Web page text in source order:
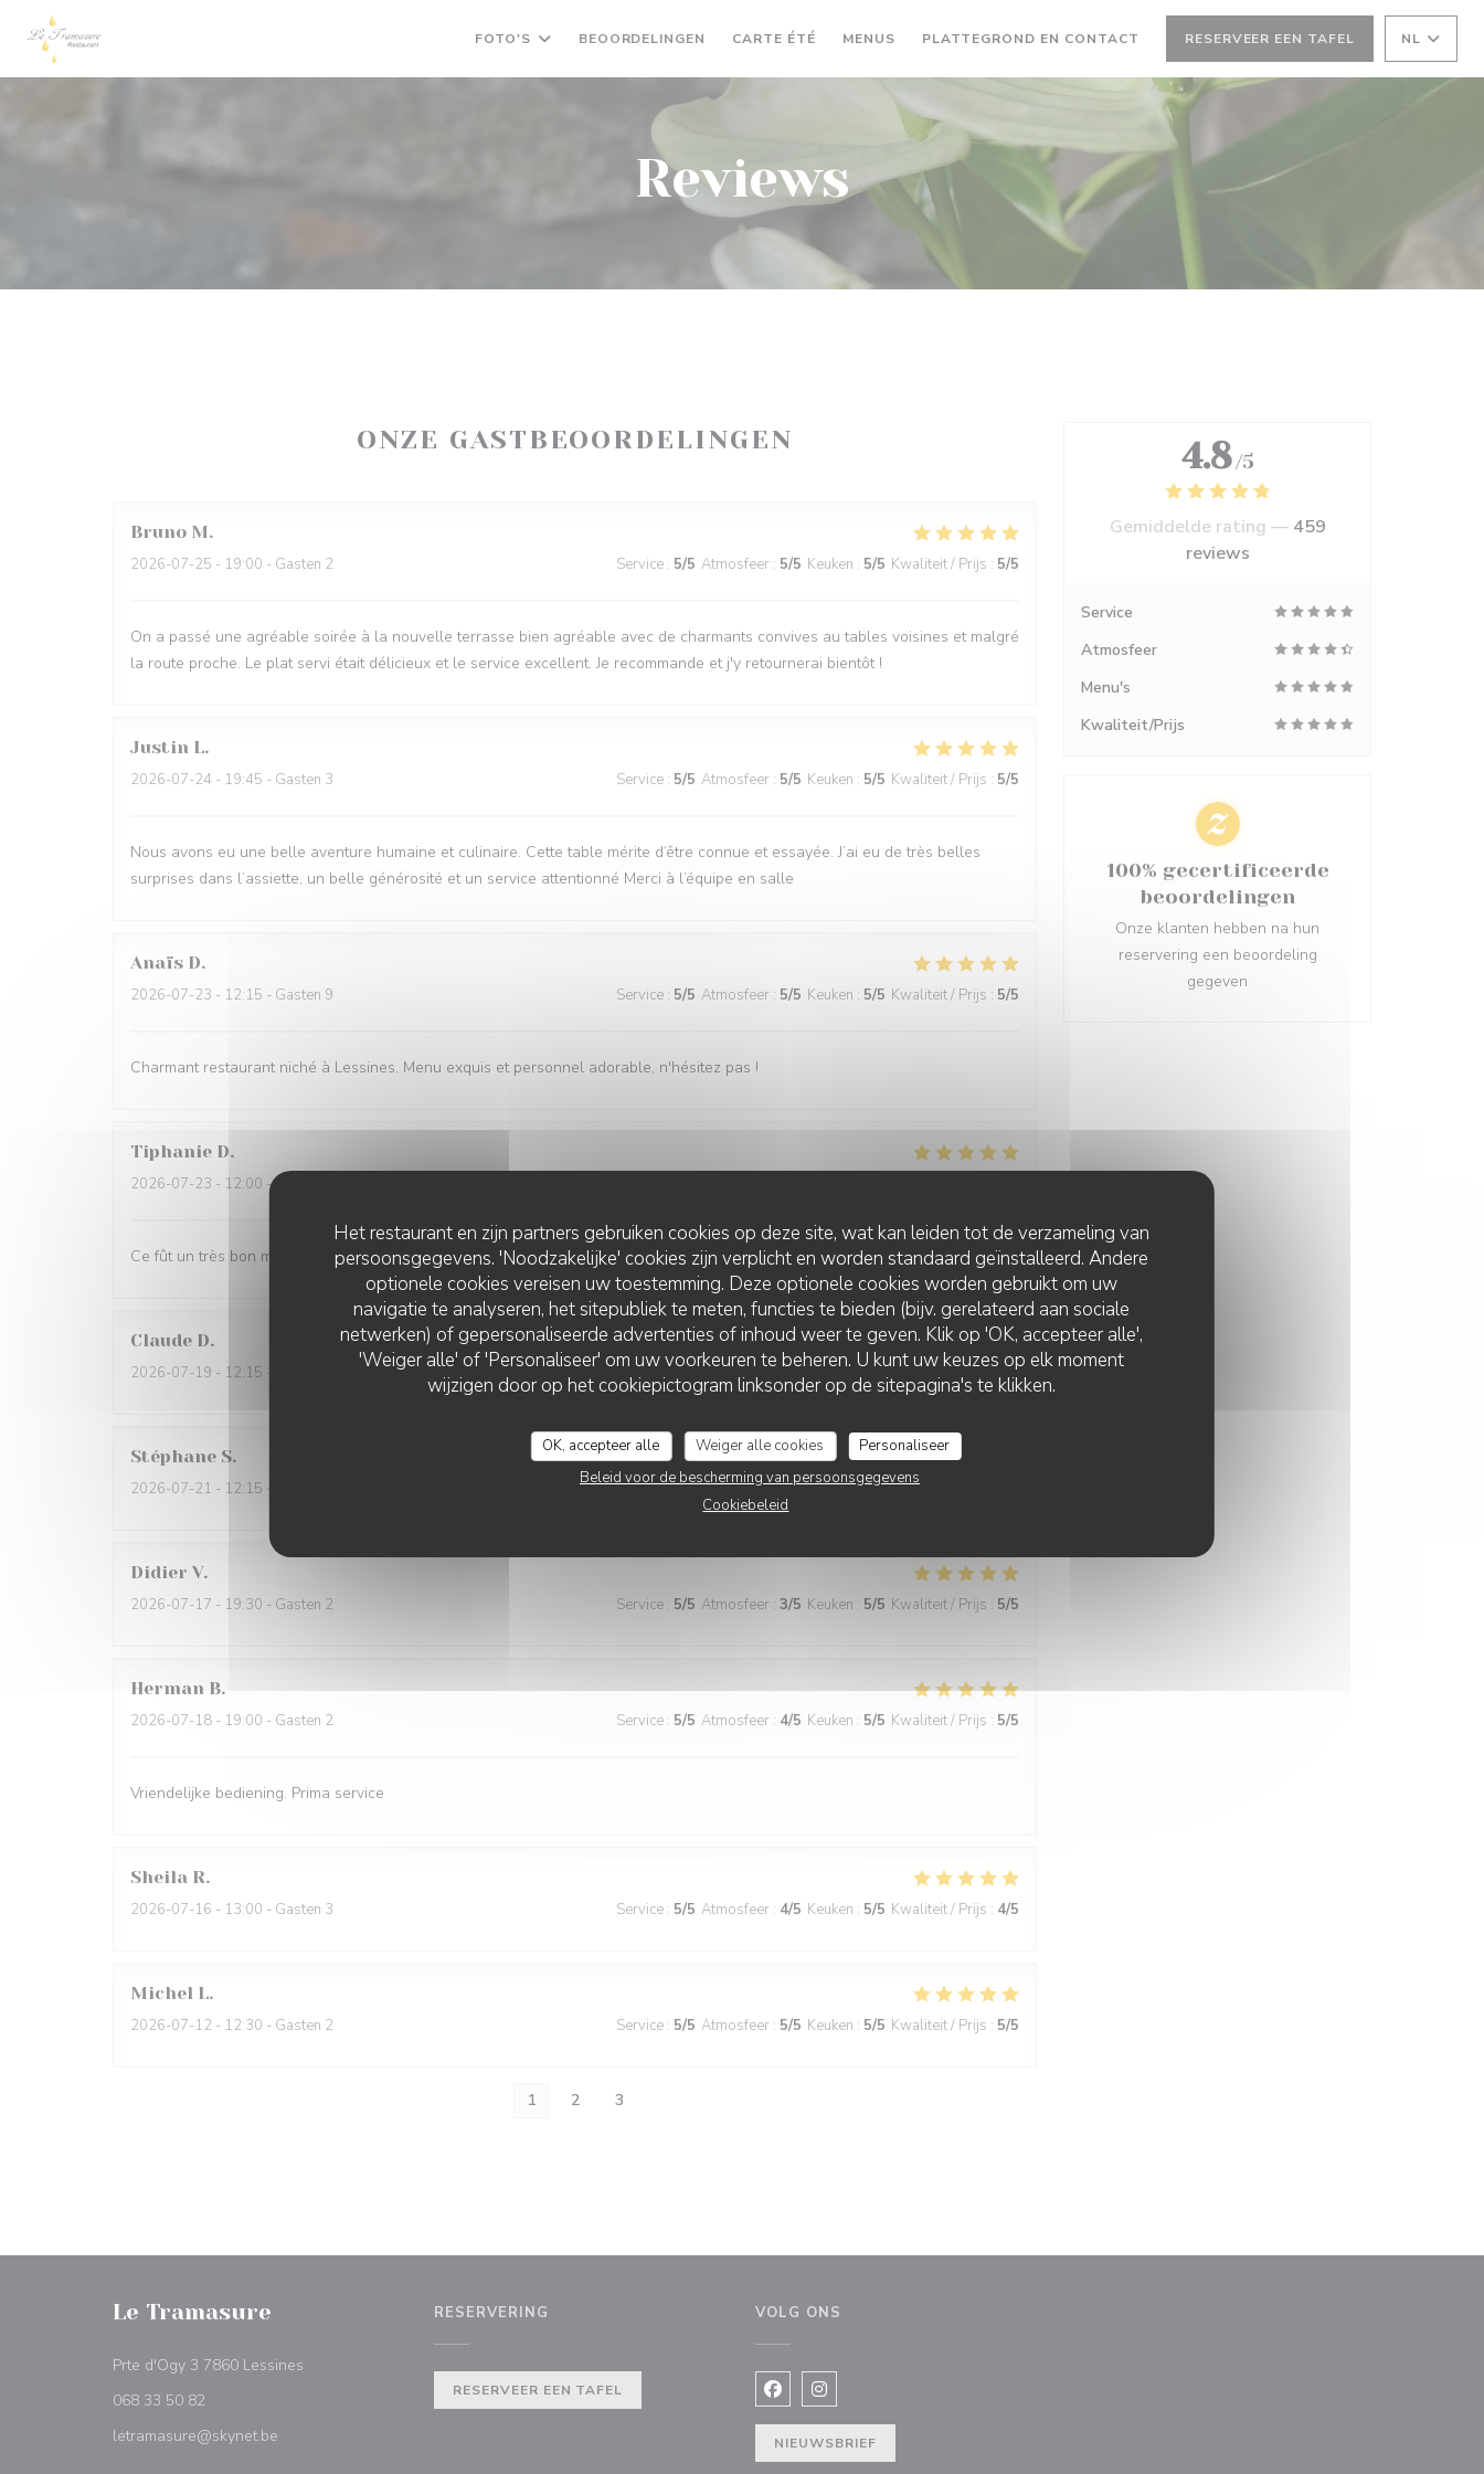
Cookies beheer paneel
Het restaurant en zijn partners gebruiken cookies op deze site, wat kan leiden tot de verzameling van
persoonsgegevens. 'Noodzakelijke' cookies zijn verplicht en worden standaard geïnstalleerd. Andere
optionele cookies vereisen uw toestemming. Deze optionele cookies worden gebruikt om uw
navigatie te analyseren, het sitepubliek te meten, functies te bieden (bijv. gerelateerd aan sociale
netwerken) of gepersonaliseerde advertenties of inhoud weer te geven. Klik op 'OK, accepteer alle',
'Weiger alle' of 'Personaliseer' om uw voorkeuren te beheren. U kunt uw keuzes op elk moment
wijzigen door op het cookiepictogram linksonder op de sitepagina's te klikken.
OK, accepteer alle Weiger alle cookies
Personaliseer
Beleid voor de bescherming van persoonsgegevens
Cookiebeleid
FOTO'S BEOORDELINGEN CARTE ÉTÉ((OPENT IN EEN NIEUW VENSTER))
MENUS((OPENT IN EEN NIEUW VENSTER))
PLATTEGROND EN CONTACT RESERVEER EEN TAFEL NL
Reviews
ONZE GASTBEOORDELINGEN
Bruno M
2026-07-25 - 19:00 - Gasten 2 Service : 5/5 Atmosfeer : 5/5 Keuken : 5/5 Kwaliteit / Prijs : 5/5
On a passé une agréable soirée à la nouvelle terrasse bien agréable avec de charmants convives au tables voisines et malgré
la route proche. Le plat servi était délicieux et le service excellent. Je recommande et j'y retournerai bientôt !
Justin L
2026-07-24 - 19:45 - Gasten 3 Service : 5/5 Atmosfeer : 5/5 Keuken : 5/5 Kwaliteit / Prijs : 5/5
Nous avons eu une belle aventure humaine et culinaire. Cette table mérite d’être connue et essayée. J’ai eu de très belles
surprises dans l’assiette, un belle générosité et un service attentionné Merci à l’équipe en salle
Anaïs D
2026-07-23 - 12:15 - Gasten 9 Service : 5/5 Atmosfeer : 5/5 Keuken : 5/5 Kwaliteit / Prijs : 5/5
Charmant restaurant niché à Lessines. Menu exquis et personnel adorable, n'hésitez pas !
Tiphanie D
2026-07-23 - 12:00 - Gasten 2
Ce fût un très bon moment. Des mets succulents et une belle présentation, avec une belle générosité. Je recommande.
Claude D
2026-07-19 - 12:15 - Gasten 2 Service : 5/5 Atmosfeer: 4/5 Keuken :5 /5 Kwaliteit / Prijs: 5 /5
Stéphane S
2026-07-21 - 12:15 - Gasten 2 Service:5/5 Atmosfeer:5/5 Keuken: 5/5 Kwaliteit / Prijs
Didier V
2026-07-17 - 19:30 - Gasten 2 Service : 5/5 Atmosfeer : 3/5 Keuken : 5/5 Kwaliteit / Prijs : 5/5
Herman B
2026-07-18 - 19:00 - Gasten 2 Service : 5/5 Atmosfeer : 4/5 Keuken : 5/5 Kwaliteit / Prijs : 5/5
Vriendelijke bediening. Prima service
Sheila R
2026-07-16 - 13:00 - Gasten 3 Service : 5/5 Atmosfeer : 4/5 Keuken : 5/5 Kwaliteit / Prijs : 4/5
Michel L
2026-07-12 - 12:30 - Gasten 2 Service : 5/5 Atmosfeer : 5/5 Keuken : 5/5 Kwaliteit / Prijs : 5/5
1 2 3
4.8 /5
Gemiddelde rating — 459
reviews
Service
Atmosfeer
Menu's
Kwaliteit/Prijs
100% gecertificeerde
beoordelingen
Onze klanten hebben na hun
reservering een beoordeling
gegeven
Le Tramasure
Prte d'Ogy 3 7860 Lessines
068 33 50 82
letramasure@skynet.be
RESERVERING
RESERVEER EEN TAFEL
VOLG ONS
Facebook ((opent in een nieuw venster))
Instagram ((opent in een nieuw venster))
NIEUWSBRIEF